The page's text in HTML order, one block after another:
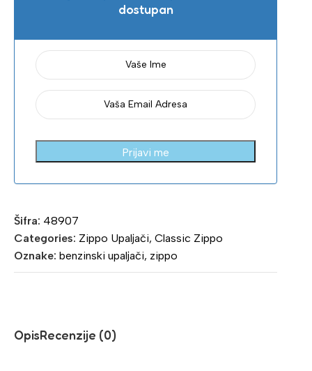
dostupan
Prijavi me
Šifra: 48907
Categories: Zippo Upaljači, Classic Zippo
Oznake: benzinski upaljači, zippo
OpisRecenzije (0)